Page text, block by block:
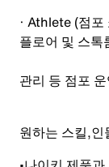
· Athlete (점포
플로어 및 스톡
관리 등 점포
원하는 스킬,인